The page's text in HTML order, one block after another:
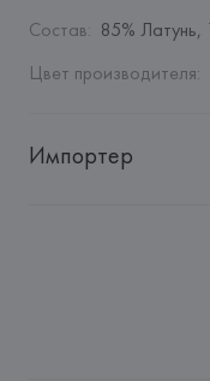
Состав: 85% Латунь,
Цвет производителя:
Импортер